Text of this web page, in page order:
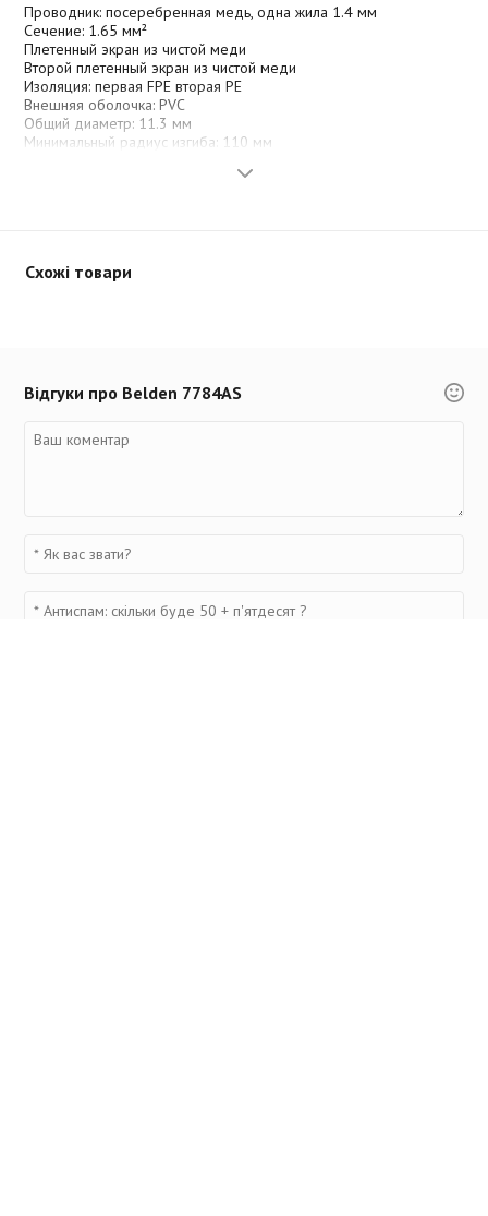
Проводник: посеребренная медь, одна жила 1.4 мм
Сечение: 1.65 мм²
Плетенный экран из чистой меди
Второй плетенный экран из чистой меди
Изоляция: первая FPE вторая РЕ
Внешняя оболочка: PVC
Общий диаметр: 11.3 мм
Минимальный радиус изгиба: 110 мм
Схожі товари
Відгуки про Belden 7784AS